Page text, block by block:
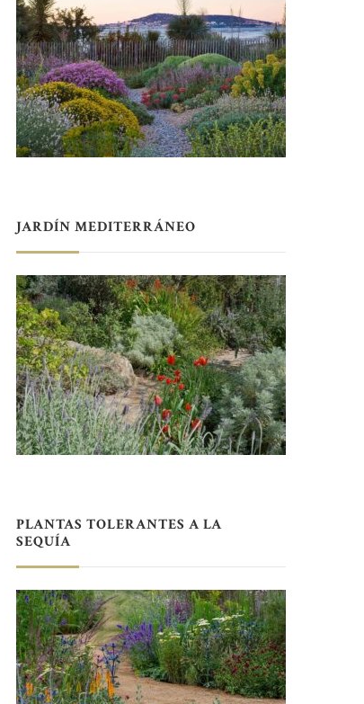
JARDÍN MEDITERRÁNEO
PLANTAS TOLERANTES A LA
SEQUÍA